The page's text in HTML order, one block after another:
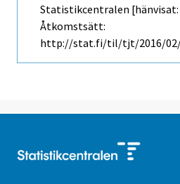
Statistikcentralen [hänvisat:
Åtkomstsätt:
http://stat.fi/til/tjt/2016/02/